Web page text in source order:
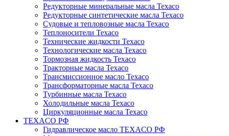
Редукторные минеральные масла Texaco
Редукторные синтетические масла Texaco
Судовые и тепловозные масла Texaco
Теплоносители Texaco
Технические жидкости Texaco
Технологические масла Texaco
Тормозная жидкость Texaco
Тракторные масла Texaco
Трансмиссионное масло Texaco
Трансформаторные масла Texaco
Турбинные масла Texaco
Холодильные масла Texaco
Циркуляционные масла Texaco
TEXACO РФ
Гидравлическое масло TEXACO РФ